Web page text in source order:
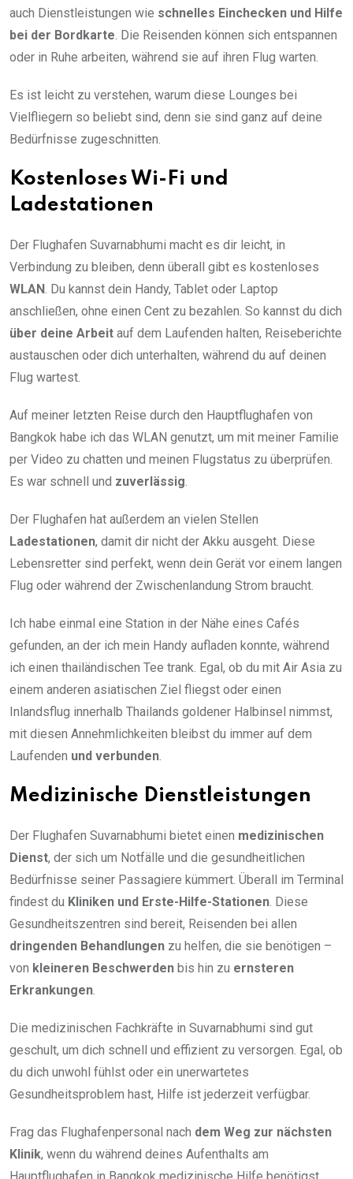
auch Dienstleistungen wie schnelles Einchecken und Hilfe
bei der Bordkarte. Die Reisenden können sich entspannen
oder in Ruhe arbeiten, während sie auf ihren Flug warten.
Es ist leicht zu verstehen, warum diese Lounges bei
Vielfliegern so beliebt sind, denn sie sind ganz auf deine
Bedürfnisse zugeschnitten.
Kostenloses Wi-Fi und
Ladestationen
Der Flughafen Suvarnabhumi macht es dir leicht, in
Verbindung zu bleiben, denn überall gibt es kostenloses
WLAN. Du kannst dein Handy, Tablet oder Laptop
anschließen, ohne einen Cent zu bezahlen. So kannst du dich
über deine Arbeit auf dem Laufenden halten, Reiseberichte
austauschen oder dich unterhalten, während du auf deinen
Flug wartest.
Auf meiner letzten Reise durch den Hauptflughafen von
Bangkok habe ich das WLAN genutzt, um mit meiner Familie
per Video zu chatten und meinen Flugstatus zu überprüfen.
Es war schnell und zuverlässig.
Der Flughafen hat außerdem an vielen Stellen
Ladestationen, damit dir nicht der Akku ausgeht. Diese
Lebensretter sind perfekt, wenn dein Gerät vor einem langen
Flug oder während der Zwischenlandung Strom braucht.
Ich habe einmal eine Station in der Nähe eines Cafés
gefunden, an der ich mein Handy aufladen konnte, während
ich einen thailändischen Tee trank. Egal, ob du mit Air Asia zu
einem anderen asiatischen Ziel fliegst oder einen
Inlandsflug innerhalb Thailands goldener Halbinsel nimmst,
mit diesen Annehmlichkeiten bleibst du immer auf dem
Laufenden und verbunden.
Medizinische Dienstleistungen
Der Flughafen Suvarnabhumi bietet einen medizinischen
Dienst, der sich um Notfälle und die gesundheitlichen
Bedürfnisse seiner Passagiere kümmert. Überall im Terminal
findest du Kliniken und Erste-Hilfe-Stationen. Diese
Gesundheitszentren sind bereit, Reisenden bei allen
dringenden Behandlungen zu helfen, die sie benötigen –
von kleineren Beschwerden bis hin zu ernsteren
Erkrankungen.
Die medizinischen Fachkräfte in Suvarnabhumi sind gut
geschult, um dich schnell und effizient zu versorgen. Egal, ob
du dich unwohl fühlst oder ein unerwartetes
Gesundheitsproblem hast, Hilfe ist jederzeit verfügbar.
Frag das Flughafenpersonal nach dem Weg zur nächsten
Klinik, wenn du während deines Aufenthalts am